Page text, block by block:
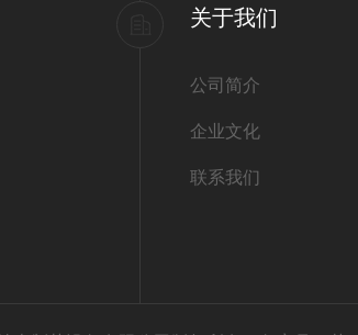
关于我们
公司简介
企业文化
联系我们